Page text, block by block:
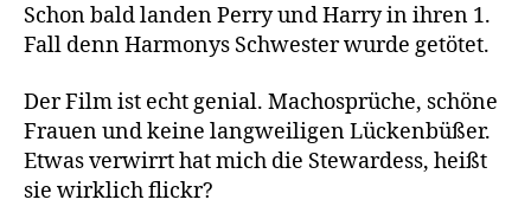
Schon bald landen Perry und Harry in ihren 1.
Fall denn Harmonys Schwester wurde getötet.
Der Film ist echt genial. Machosprüche, schöne
Frauen und keine langweiligen Lückenbüßer.
Etwas verwirrt hat mich die Stewardess, heißt
sie wirklich flickr?